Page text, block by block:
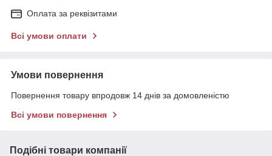
Оплата за реквізитами
Всі умови оплати
Умови повернення
Повернення товару впродовж 14 днів за домовленістю
Всі умови повернення
Подібні товари компанії